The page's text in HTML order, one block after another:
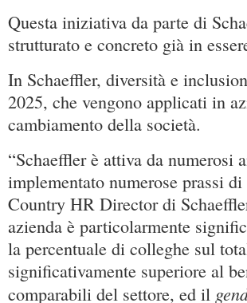
Questa iniziativa da parte di
strutturato e concreto già in
In Schaeffler, diversità e
2025, che vengono applicati in
cambiamento della società.
“Schaeffler è attiva da numerosi
implementato numerose prassi
Country HR Director di
azienda è particolarmente
la percentuale di colleghe sul
significativamente superiore al
comparabili del settore, ed il